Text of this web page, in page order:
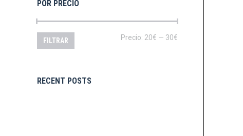
POR PRECIO
FILTRAR Precio: 20€ — 30€
RECENT POSTS